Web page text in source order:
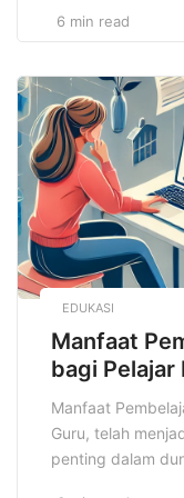
wisata, hingga
memerlukan
dan fungsinya.
6 min read
EDUKASI
Manfaat
bagi Pelajar
Manfaat
Guru, telah
penting dalam